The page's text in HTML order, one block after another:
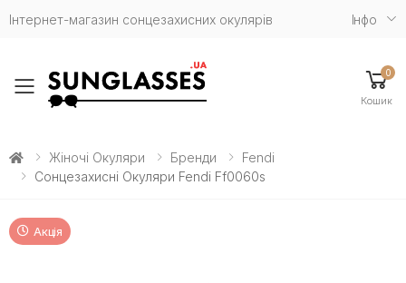
Інтернет-магазин сонцезахисних окулярів Iнфо
Toggle mobile menu
0
Кошик
Жіночі Окуляри Бренди
Fendi
Сонцезахисні Окуляри Fendi Ff0060s
Акція